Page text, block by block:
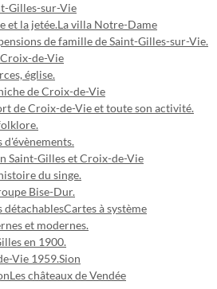
Gilles-sur-Vie
et la jetée.La villa Notre-Dame
de famille de Saint-Gilles-sur-Vie.
Croix-de-Vie
église.
de Croix-de-Vie
de Croix-de-Vie et toute son activité.
Saint-Gilles et Croix-de-Vie
du singe.
Bise-Dur.
détachablesCartes à système
et modernes.
en 1900.
Vie 1959.Sion
Les châteaux de Vendée